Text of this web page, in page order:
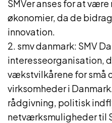
SMVer anses for at
økonomier, da de
innovation.
2. smv danmark: SMV
interesseorganisation,
vækstvilkårene for små
virksomheder i
rådgivning, politisk
netværksmuligheder til